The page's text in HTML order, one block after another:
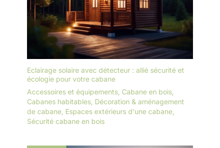
Eclairage solaire avec détecteur : allié sécurité et
écologie pour votre cabane
Accessoires et équipements Cabane en bois
Cabanes habitables Décoration & aménagement
de cabane Espaces extérieurs d'une cabane
Sécurité cabane en bois